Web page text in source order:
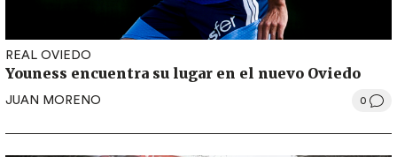
REAL OVIEDO
Youness encuentra su lugar en el nuevo Oviedo
JUAN MORENO 0